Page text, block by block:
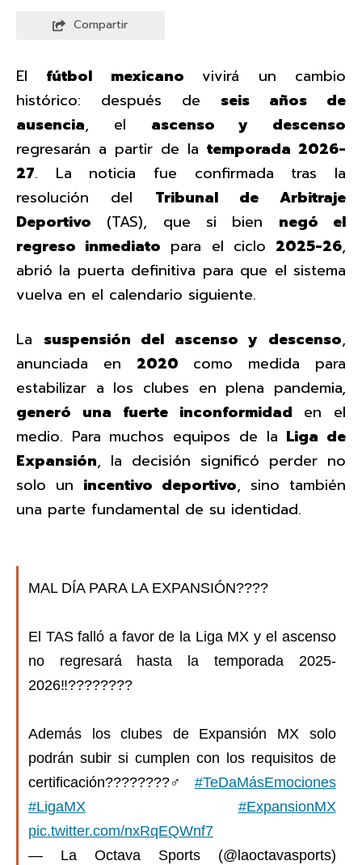
Compartir
El fútbol mexicano vivirá un cambio
histórico: después de seis años de
ausencia, el ascenso y descenso
regresarán a partir de la temporada 2026-
27. La noticia fue confirmada tras la
resolución del Tribunal de Arbitraje
Deportivo (TAS), que si bien negó el
regreso inmediato para el ciclo 2025-26,
abrió la puerta definitiva para que el sistema
vuelva en el calendario siguiente.
La suspensión del ascenso y descenso,
anunciada en 2020 como medida para
estabilizar a los clubes en plena pandemia,
generó una fuerte inconformidad en el
medio. Para muchos equipos de la Liga de
Expansión, la decisión significó perder no
solo un incentivo deportivo, sino también
una parte fundamental de su identidad.
MAL DÍA PARA LA EXPANSIÓN????
El TAS falló a favor de la Liga MX y el ascenso
no regresará hasta la temporada 2025-
2026‼️????????
Además los clubes de Expansión MX solo
podrán subir si cumplen con los requisitos de
certificación????????‍♂️ #TeDaMásEmociones
#LigaMX
#ExpansionMX
pic.twitter.com/nxRqEQWnf7
— La Octava Sports (@laoctavasports)